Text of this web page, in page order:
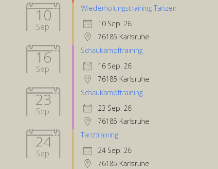
10
Sep.
Wiederholungstraining Tanzen
10 Sep. 26
76185 Karlsruhe
16
Sep.
Schaukampftraining
16 Sep. 26
76185 Karlsruhe
23
Sep.
Schaukampftraining
23 Sep. 26
76185 Karlsruhe
24
Sep.
Tanztraining
24 Sep. 26
76185 Karlsruhe